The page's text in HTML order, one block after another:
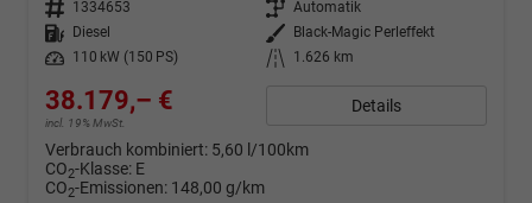
Fahrzeugnr. 1334653 Getriebe Automatik
Kraftstoff
Diesel Außenfarbe
Black-Magic Perleffekt
Leistung
110 kW (150 PS) Kilometerstand 1.626 km
38.179,– €
incl. 19% MwSt.
Details
Verbrauch kombiniert: 5,60 l/100km
CO2-Klasse: E
CO2-Emissionen: 148,00 g/km